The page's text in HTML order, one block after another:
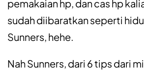
pemakaian hp, dan cas hp
sudah diibaratkan seperti
Sunners, hehe.
Nah Sunners, dari 6 tips dari